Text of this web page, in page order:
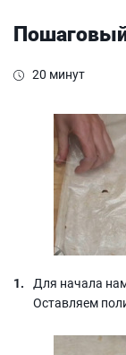
20 минут
Для начала
Оставляем